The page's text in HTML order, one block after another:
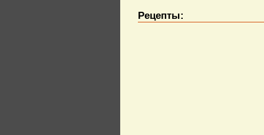
Рецепты: